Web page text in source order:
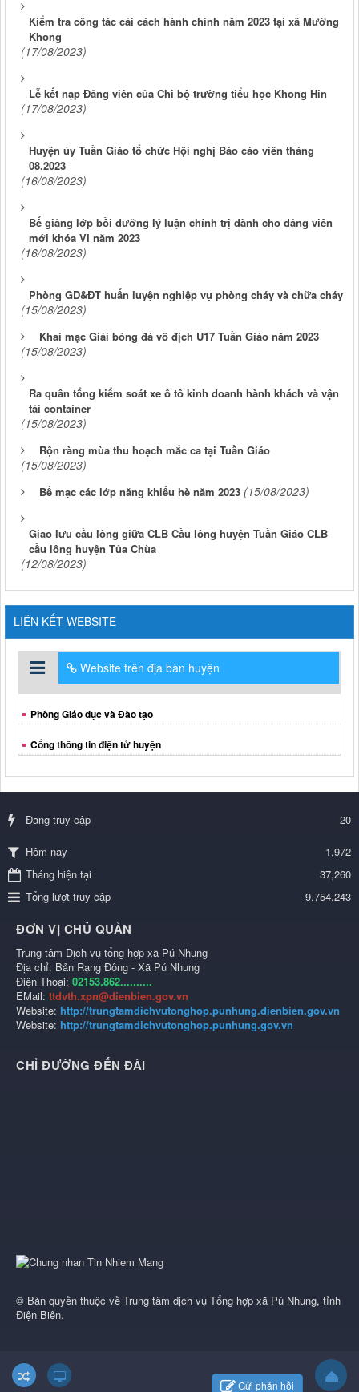
Kiểm tra công tác cải cách hành chính năm 2023 tại xã Mường
Khong
(17/08/2023)
Lễ kết nạp Đảng viên của Chi bộ trường tiểu học Khong Hin
(17/08/2023)
Huyện ủy Tuần Giáo tổ chức Hội nghị Báo cáo viên tháng
08.2023
(16/08/2023)
Bế giảng lớp bồi dưỡng lý luận chính trị dành cho đảng viên
mới khóa VI năm 2023
(16/08/2023)
Phòng GD&ĐT huấn luyện nghiệp vụ phòng cháy và chữa cháy
(15/08/2023)
Khai mạc Giải bóng đá vô địch U17 Tuần Giáo năm 2023
(15/08/2023)
Ra quân tổng kiểm soát xe ô tô kinh doanh hành khách và vận
tải container
(15/08/2023)
Rộn ràng mùa thu hoạch mắc ca tại Tuần Giáo
(15/08/2023)
Bế mạc các lớp năng khiếu hè năm 2023 (15/08/2023)
Giao lưu cầu lông giữa CLB Cầu lông huyện Tuần Giáo CLB
cầu lông huyện Tủa Chùa
(12/08/2023)
LIÊN KẾT WEBSITE
Website trên địa bàn huyện
Phòng Giáo dục và Đào tạo
Cổng thông tin điện tử huyện
Đang truy cập 20
Hôm nay
1,972
Tháng hiện tại
37,260
Tổng lượt truy cập
9,754,243
ĐƠN VỊ CHỦ QUẢN
Trung tâm Dịch vụ tổng hợp xã Pú Nhung
Địa chỉ: Bản Rạng Đông - Xã Pú Nhung
Điện Thoại: 02153.862..........
EMail: ttdvth.xpn@dienbien.gov.vn
Website: http://trungtamdichvutonghop.punhung.dienbien.gov.vn
Website: http://trungtamdichvutonghop.punhung.gov.vn
CHỈ ĐƯỜNG ĐẾN ĐÀI
© Bản quyền thuộc về Trung tâm dịch vụ Tổng hợp xã Pú Nhung, tỉnh
Điện Biên.
Gửi phản hồi